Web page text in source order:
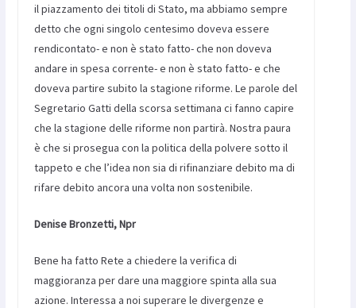
il piazzamento dei titoli di Stato, ma abbiamo sempre
detto che ogni singolo centesimo doveva essere
rendicontato- e non è stato fatto- che non doveva
andare in spesa corrente- e non è stato fatto- e che
doveva partire subito la stagione riforme. Le parole del
Segretario Gatti della scorsa settimana ci fanno capire
che la stagione delle riforme non partirà. Nostra paura
è che si prosegua con la politica della polvere sotto il
tappeto e che l’idea non sia di rifinanziare debito ma di
rifare debito ancora una volta non sostenibile.
Denise Bronzetti, Npr
Bene ha fatto Rete a chiedere la verifica di
maggioranza per dare una maggiore spinta alla sua
azione. Interessa a noi superare le divergenze e